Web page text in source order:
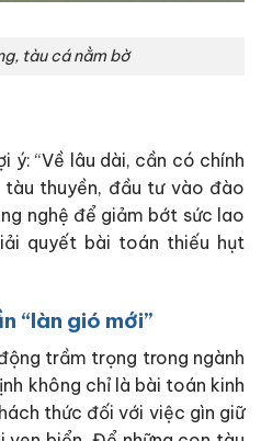
tàu cá nằm bờ
ý: “Về lâu dài, cần có chính
tàu thuyền, đầu tư vào đào
nghệ để giảm bớt sức lao
quyết bài toán thiếu hụt
“làn gió mới”
trầm trọng trong ngành
không chỉ là bài toán kinh
thức đối với việc gìn giữ